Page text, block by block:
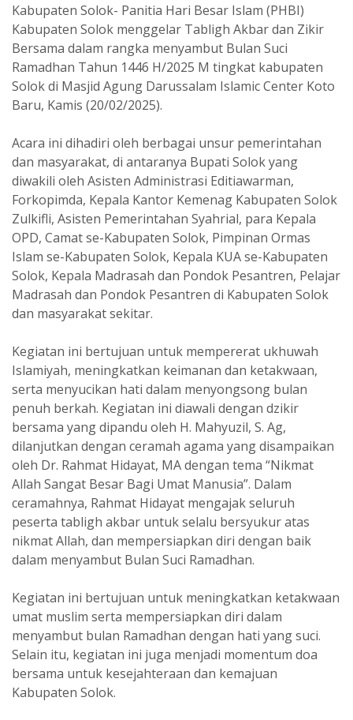
Kabupaten Solok- Panitia Hari Besar Islam (PHBI)
Kabupaten Solok menggelar Tabligh Akbar dan Zikir
Bersama dalam rangka menyambut Bulan Suci
Ramadhan Tahun 1446 H/2025 M tingkat kabupaten
Solok di Masjid Agung Darussalam Islamic Center Koto
Baru, Kamis (20/02/2025).
Acara ini dihadiri oleh berbagai unsur pemerintahan
dan masyarakat, di antaranya Bupati Solok yang
diwakili oleh Asisten Administrasi Editiawarman,
Forkopimda, Kepala Kantor Kemenag Kabupaten Solok
Zulkifli, Asisten Pemerintahan Syahrial, para Kepala
OPD, Camat se-Kabupaten Solok, Pimpinan Ormas
Islam se-Kabupaten Solok, Kepala KUA se-Kabupaten
Solok, Kepala Madrasah dan Pondok Pesantren, Pelajar
Madrasah dan Pondok Pesantren di Kabupaten Solok
dan masyarakat sekitar.
Kegiatan ini bertujuan untuk mempererat ukhuwah
Islamiyah, meningkatkan keimanan dan ketakwaan,
serta menyucikan hati dalam menyongsong bulan
penuh berkah. Kegiatan ini diawali dengan dzikir
bersama yang dipandu oleh H. Mahyuzil, S. Ag,
dilanjutkan dengan ceramah agama yang disampaikan
oleh Dr. Rahmat Hidayat, MA dengan tema “Nikmat
Allah Sangat Besar Bagi Umat Manusia”. Dalam
ceramahnya, Rahmat Hidayat mengajak seluruh
peserta tabligh akbar untuk selalu bersyukur atas
nikmat Allah, dan mempersiapkan diri dengan baik
dalam menyambut Bulan Suci Ramadhan.
Kegiatan ini bertujuan untuk meningkatkan ketakwaan
umat muslim serta mempersiapkan diri dalam
menyambut bulan Ramadhan dengan hati yang suci.
Selain itu, kegiatan ini juga menjadi momentum doa
bersama untuk kesejahteraan dan kemajuan
Kabupaten Solok.